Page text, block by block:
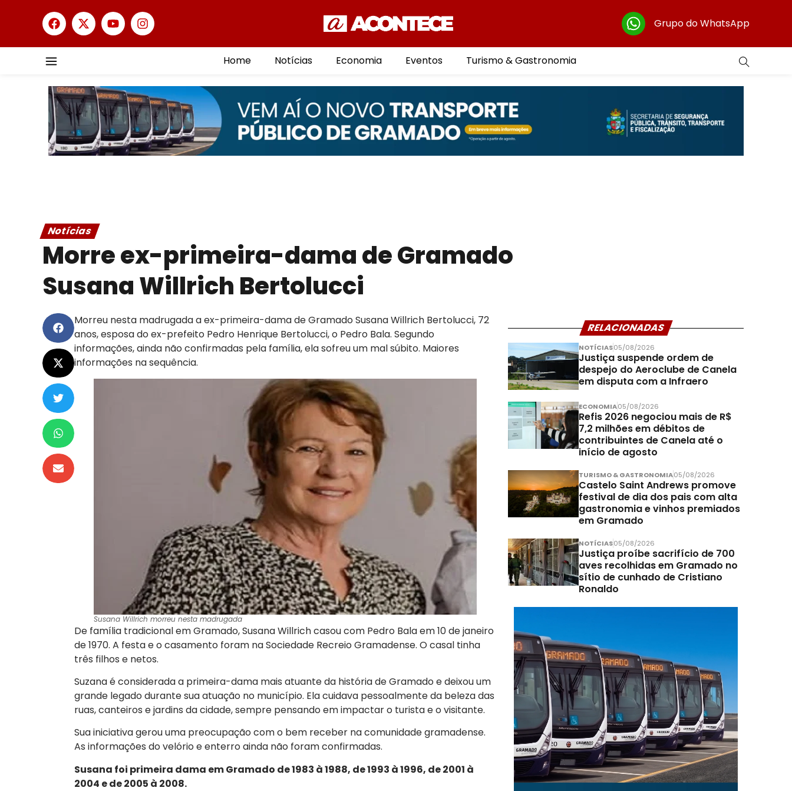
Grupo do WhatsApp
Home Notícias Economia Eventos Turismo & Gastronomia
Notícias
Morre ex-primeira-dama de Gramado
Susana Willrich Bertolucci
Morreu nesta madrugada a ex-primeira-dama de Gramado Susana Willrich Bertolucci, 72
anos, esposa do ex-prefeito Pedro Henrique Bertolucci, o Pedro Bala. Segundo
informações, ainda não confirmadas pela família, ela sofreu um mal súbito. Maiores
informações na sequência.
Susana Willrich morreu nesta madrugada
De família tradicional em Gramado, Susana Willrich casou com Pedro Bala em 10 de janeiro
de 1970. A festa e o casamento foram na Sociedade Recreio Gramadense. O casal tinha
três filhos e netos.
Suzana é considerada a primeira-dama mais atuante da história de Gramado e deixou um
grande legado durante sua atuação no município. Ela cuidava pessoalmente da beleza das
ruas, canteiros e jardins da cidade, sempre pensando em impactar o turista e o visitante.
Sua iniciativa gerou uma preocupação com o bem receber na comunidade gramadense.
As informações do velório e enterro ainda não foram confirmadas.
Susana foi primeira dama em Gramado de 1983 à 1988, de 1993 à 1996, de 2001 à
2004 e de 2005 à 2008.
RELACIONADAS
NOTÍCIAS05/08/2026
Justiça suspende ordem de
despejo do Aeroclube de Canela
em disputa com a Infraero
ECONOMIA05/08/2026
Refis 2026 negociou mais de R$
7,2 milhões em débitos de
contribuintes de Canela até o
início de agosto
TURISMO & GASTRONOMIA05/08/2026
Castelo Saint Andrews promove
festival de dia dos pais com alta
gastronomia e vinhos premiados
em Gramado
NOTÍCIAS05/08/2026
Justiça proíbe sacrifício de 700
aves recolhidas em Gramado no
sítio de cunhado de Cristiano
Ronaldo